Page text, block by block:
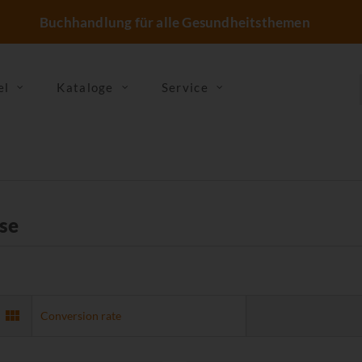
Buchhandlung für alle Gesundheitsthemen
Kataloge Service